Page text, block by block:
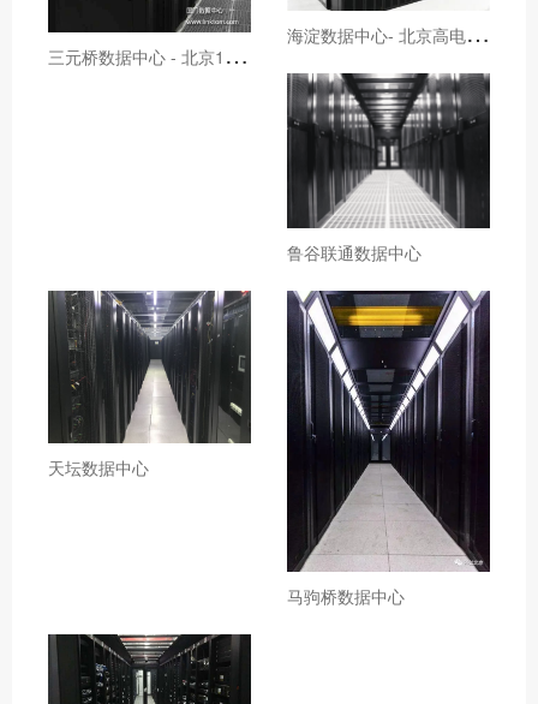
三
元桥数据中心 - 北京1U2U4U服务器托管
海
淀数据中心- 北京高电机柜租用
鲁谷联通数据中心
天坛数据中心
马驹桥数据中心